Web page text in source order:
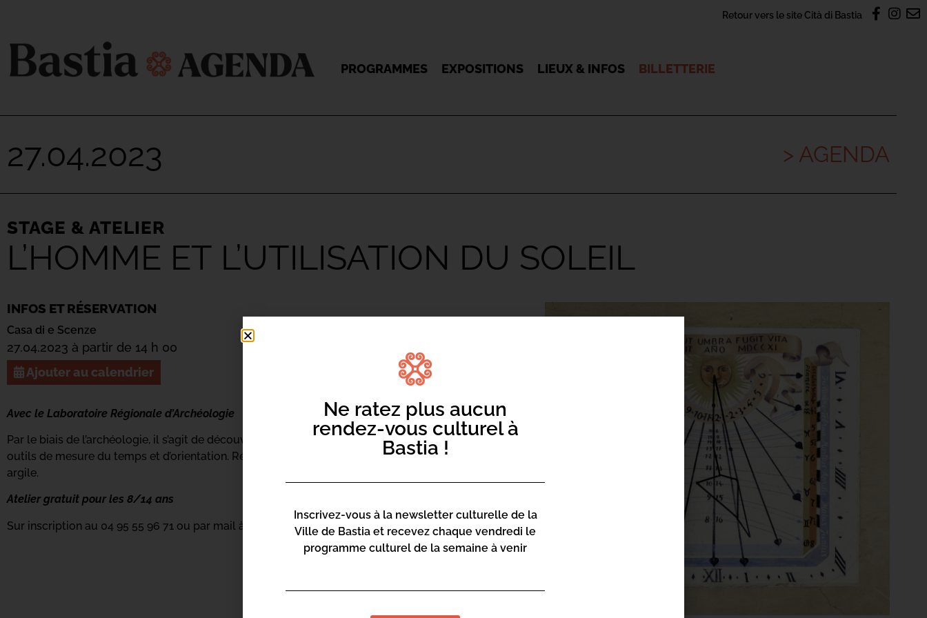
Retour vers le site Cità di Bastia
PROGRAMMES EXPOSITIONS LIEUX & INFOS BILLETTERIE
27.04.2023 > AGENDA
STAGE & ATELIER
L’HOMME ET L’UTILISATION DU SOLEIL
INFOS ET RÉSERVATION
Casa di e Scenze
27.04.2023 à partir de 14 h 00
Ajouter au calendrier
Avec le Laboratoire Régionale d’Archéologie
Par le biais de l’archéologie, il s’agit de découvrir le lien de l’Homme avec le Soleil à travers les
outils de mesure du temps et d’orientation. Réalisez également de petits cadrans solaires en
argile.
Atelier gratuit pour les 8/14 ans
Sur inscription au 04 95 55 96 71 ou par mail à casadiescenze@bastia.corsica
Ne ratez plus aucun
rendez-vous culturel à
Bastia !
Inscrivez-vous à la newsletter culturelle de la
Ville de Bastia et recevez chaque vendredi le
programme culturel de la semaine à venir